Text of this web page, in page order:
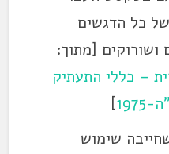
כל הדגשים
ושורוקים [מתוך:
– כללי התעתיק
]
שימוש